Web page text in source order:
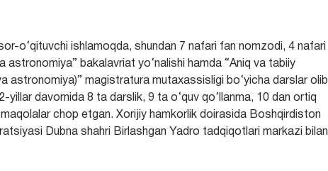
o‘qituvchi ishlamoqda, shundan 7 nafari fan nomzodi, 4 nafari
astronomiya” bakalavriat yo‘nalishi hamda “Aniq va tabiiy
astronomiya)” magistratura mutaxassisligi bo‘yicha darslar olib
yillar davomida 8 ta darslik, 9 ta o‘quv qo‘llanma, 10 dan ortiq
chop etgan. Xorijiy hamkorlik doirasida Boshqirdiston
Dubna shahri Birlashgan Yadro tadqiqotlari markazi bilan